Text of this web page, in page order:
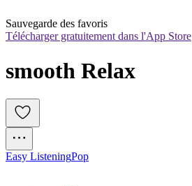
Sauvegarde des favoris
Télécharger gratuitement dans l'App Store
smooth Relax
Easy ListeningPop